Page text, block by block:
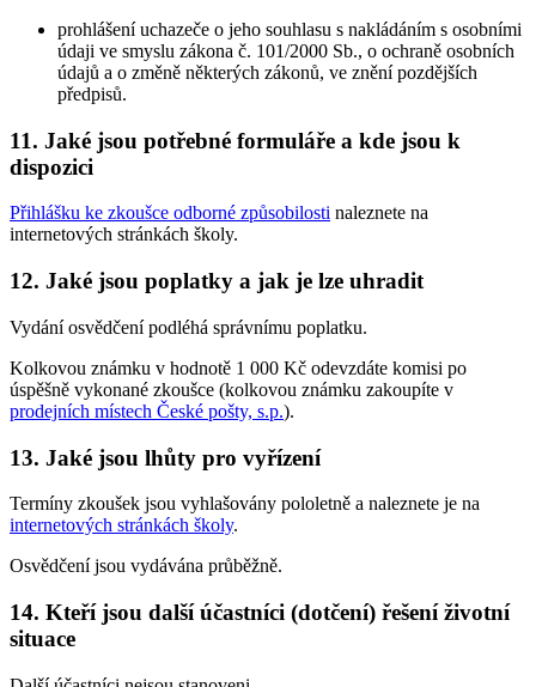
prohlášení uchazeče o jeho souhlasu s nakládáním s osobními
údaji ve smyslu zákona č. 101/2000 Sb., o ochraně osobních
údajů a o změně některých zákonů, ve znění pozdějších
předpisů.
11. Jaké jsou potřebné formuláře a kde jsou k
dispozici
Přihlášku ke zkoušce odborné způsobilosti naleznete na
internetových stránkách školy.
12. Jaké jsou poplatky a jak je lze uhradit
Vydání osvědčení podléhá správnímu poplatku.
Kolkovou známku v hodnotě 1 000 Kč odevzdáte komisi po
úspěšně vykonané zkoušce (kolkovou známku zakoupíte v
prodejních místech České pošty, s.p.).
13. Jaké jsou lhůty pro vyřízení
Termíny zkoušek jsou vyhlašovány pololetně a naleznete je na
internetových stránkách školy.
Osvědčení jsou vydávána průběžně.
14. Kteří jsou další účastníci (dotčení) řešení životní
situace